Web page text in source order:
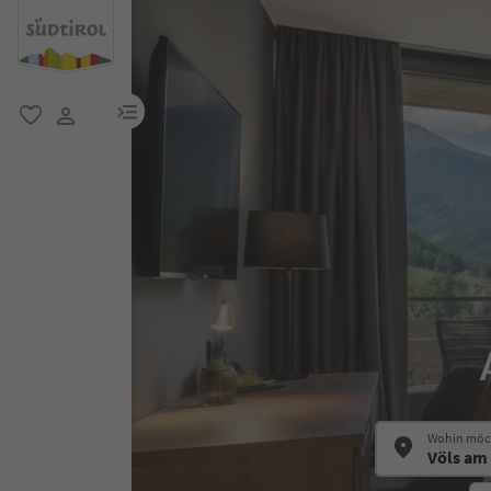
menu link
Wohin